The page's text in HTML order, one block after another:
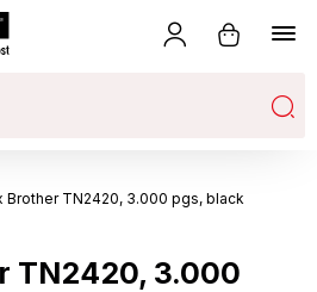
Brother TN2420, 3.000 pgs, black
TN2420, 3.000